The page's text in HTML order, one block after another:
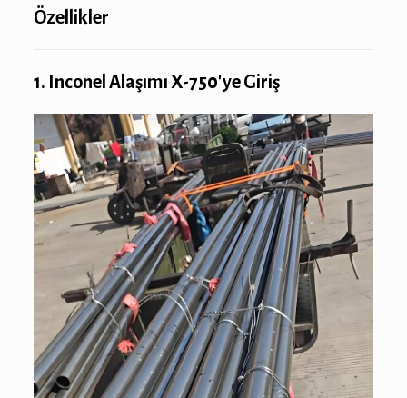
Özellikler
1. Inconel Alaşımı X-750'ye Giriş